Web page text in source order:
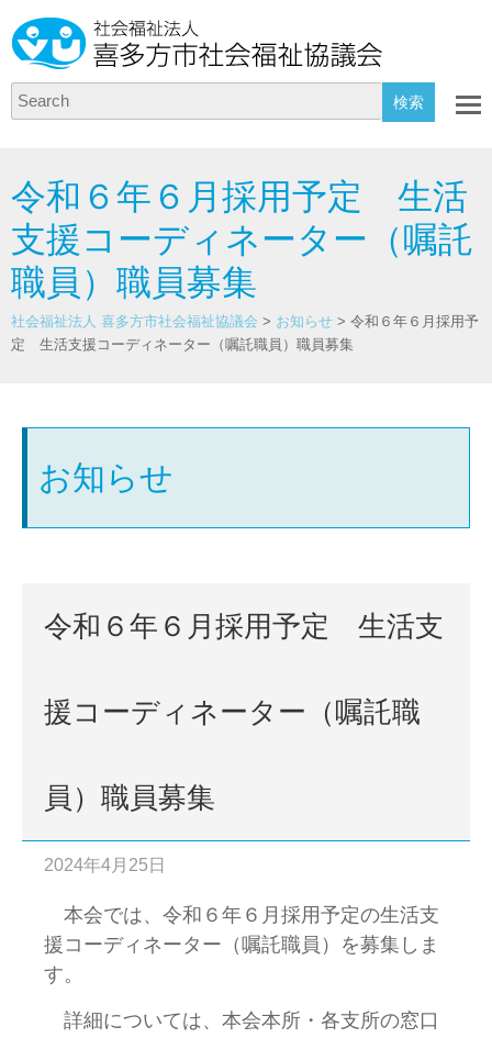
Search
令和６年６月採用予定 生活
支援コーディネーター（嘱託
職員）職員募集
社会福祉法人 喜多方市社会福祉協議会 > お知らせ > 令和６年６月採用予
定 生活支援コーディネーター（嘱託職員）職員募集
お知らせ
令和６年６月採用予定 生活支
援コーディネーター（嘱託職
員）職員募集
2024年4月25日
本会では、令和６年６月採用予定の生活支
援コーディネーター（嘱託職員）を募集しま
す。
詳細については、本会本所・各支所の窓口